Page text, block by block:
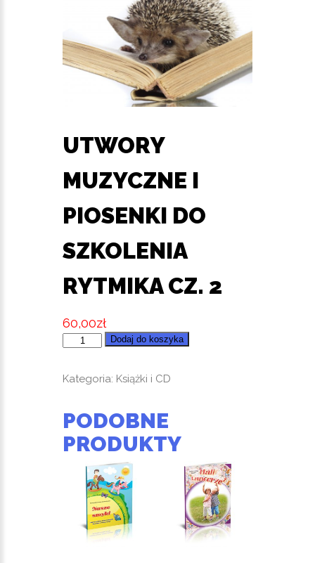
UTWORY
MUZYCZNE I
PIOSENKI DO
SZKOLENIA
RYTMIKA CZ. 2
60,00zł
ilość
muzyczne
do
szkolenia
Dodaj do koszyka
Kategoria: Książki i CD
PODOBNE
PRODUKTY